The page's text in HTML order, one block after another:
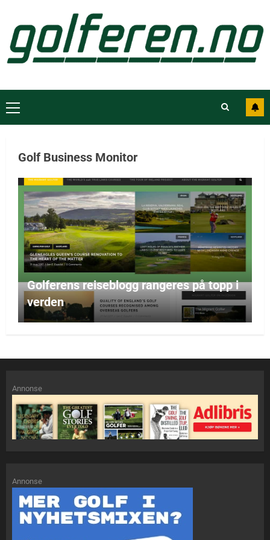
Golf Business Monitor
Golferens reiseblogg rangeres på topp i
verden
Annonse
Annonse